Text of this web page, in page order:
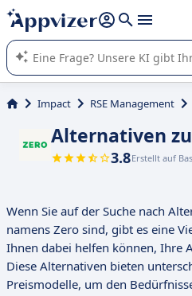
beantworten (mehrere Zeilen mit
Die KI von Appvizer führt Sie bei der
von SaaS-Software in Unternehmen.
Impact RSE Management
Alternativen
3.8Erstellt auf
Wenn Sie auf der Suche nach
namens Zero sind, gibt es eine
Ihnen dabei helfen können, Ihre
Diese Alternativen bieten
Preismodelle, um den